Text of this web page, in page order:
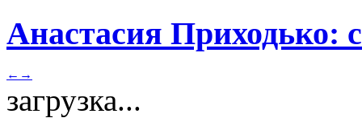
Анастасия Приходько:
← →
загрузка...